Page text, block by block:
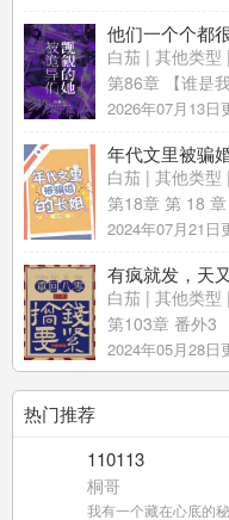
他们一个个都
白茄 | 其他类型
第86章 【谁是
2026年07月13日
年代文里被骗
白茄 | 其他类型
第18章 第 18 章
2024年07月21日
有疯就发，天
白茄 | 其他类型
第103章 番外3
2024年05月28日
热门推荐
110113
桐哥
我有一个藏在心底的